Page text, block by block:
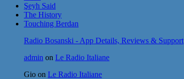
Şeyh Said
The History
Touching Berdan
Radio Bosanski - App Details, Reviews & Support
admin on Le Radio Italiane
Gio on Le Radio Italiane